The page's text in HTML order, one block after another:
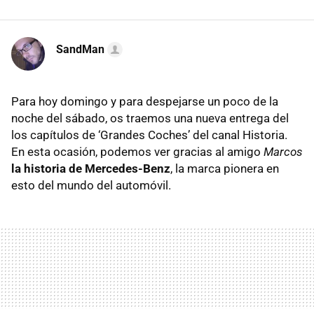
SandMan
Para hoy domingo y para despejarse un poco de la
noche del sábado, os traemos una nueva entrega del
los capítulos de ‘Grandes Coches’ del canal Historia.
En esta ocasión, podemos ver gracias al amigo Marcos
la historia de Mercedes-Benz, la marca pionera en
esto del mundo del automóvil.